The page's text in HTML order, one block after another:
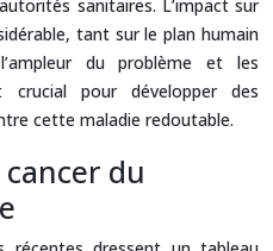
sanitaires. L’impact sur
tant sur le plan humain
l’ampleur du problème et les
crucial pour développer des
cette maladie redoutable.
du